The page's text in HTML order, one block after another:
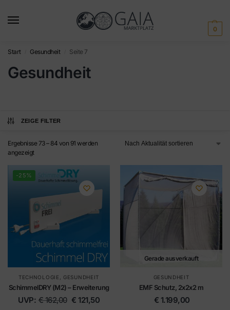
0
Start Gesundheit Seite 7
Gesundheit
ZEIGE FILTER
Ergebnisse 73 – 84 von 91 werden
angezeigt
-25%
TECHNOLOGIE GESUNDHEIT
SchimmelDRY (M2) – Erweiterung
UVP: €162,00 € 121,50
Gerade ausverkauft
GESUNDHEIT
EMF Schutz, 2x2x2 m
€ 1.199,00